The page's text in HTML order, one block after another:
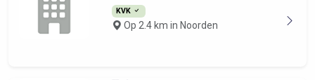
KVK
Op 2.4 km in Noorden